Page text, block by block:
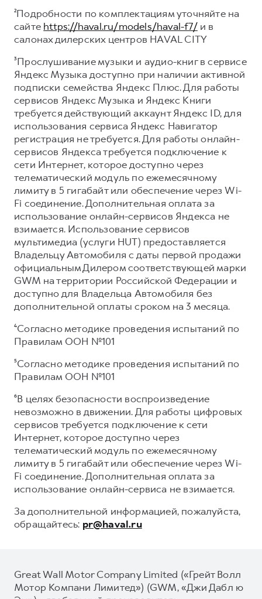
²Подробности по комплектациям уточняйте на
сайте https://haval.ru/models/haval-f7/и в
салонах дилерских центров HAVAL CITY
³Прослушивание музыки и аудио-книг в сервисе
Яндекс Музыка доступно при наличии активной
подписки семейства Яндекс Плюс. Для работы
сервисов Яндекс Музыка и Яндекс Книги
требуется действующий аккаунт Яндекс ID, для
использования сервиса Яндекс Навигатор
регистрация не требуется. Для работы онлайн-
сервисов Яндекса требуется подключение к
сети Интернет, которое доступно через
телематический модуль по ежемесячному
лимиту в 5 гигабайт или обеспечение через Wi-
Fi соединение. Дополнительная оплата за
использование онлайн-сервисов Яндекса не
взимается. Использование сервисов
мультимедиа (услуги HUT) предоставляется
Владельцу Автомобиля с даты первой продажи
официальным Дилером соответствующей марки
GWM на территории Российской Федерации и
доступно для Владельца Автомобиля без
дополнительной оплаты сроком на 3 месяца.
⁴Согласно методике проведения испытаний по
Правилам ООН №101
⁵Согласно методике проведения испытаний по
Правилам ООН №101
⁶В целях безопасности воспроизведение
невозможно в движении. Для работы цифровых
сервисов требуется подключение к сети
Интернет, которое доступно через
телематический модуль по ежемесячному
лимиту в 5 гигабайт или обеспечение через Wi-
Fi соединение. Дополнительная оплата за
использование онлайн-сервиса не взимается.
За дополнительной информацией, пожалуйста,
обращайтесь: pr@haval.ru
Great Wall Motor Company Limited («Грейт Волл
Мотор Компани Лимитед») (GWM, «Джи Дабл ю